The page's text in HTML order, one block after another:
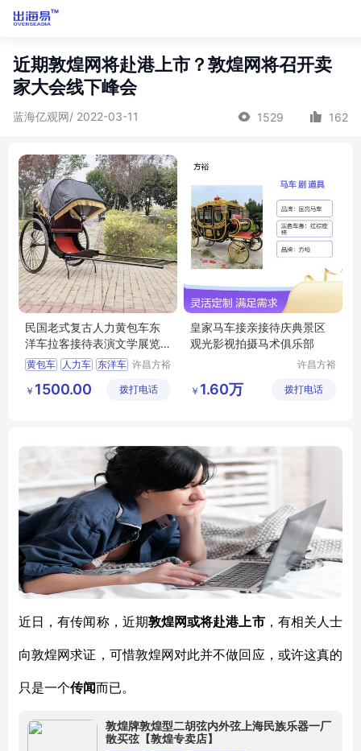
近期敦煌网将赴港上市？敦煌网将召开卖
家大会线下峰会
蓝海亿观网/ 2022-03-11 1529 162
民国老式复古人力黄包车东
洋车拉客接待表演文学展览
道具
黄包车 人力车 东洋车 许昌方裕
限公司
￥ 1500.00 拨打电话
皇家马车接亲接待庆典景区
观光影视拍摄马术俱乐部
许昌方裕
限公司
￥ 1.60万 拨打电话
近日，有传闻称，近期敦煌网或将赴港上市，有相关人士
向敦煌网求证，可惜敦煌网对此并不做回应，或许这真的
只是一个传闻而已。
敦煌牌敦煌型二胡弦内外弦上海民族乐器一厂
散买弦【敦煌专卖店】